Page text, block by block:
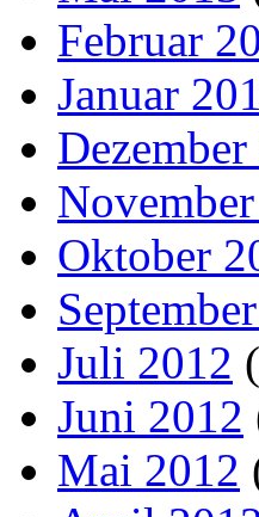
Februar
Januar
Oktober
Juli 2012
Juni 2012
Mai 2012